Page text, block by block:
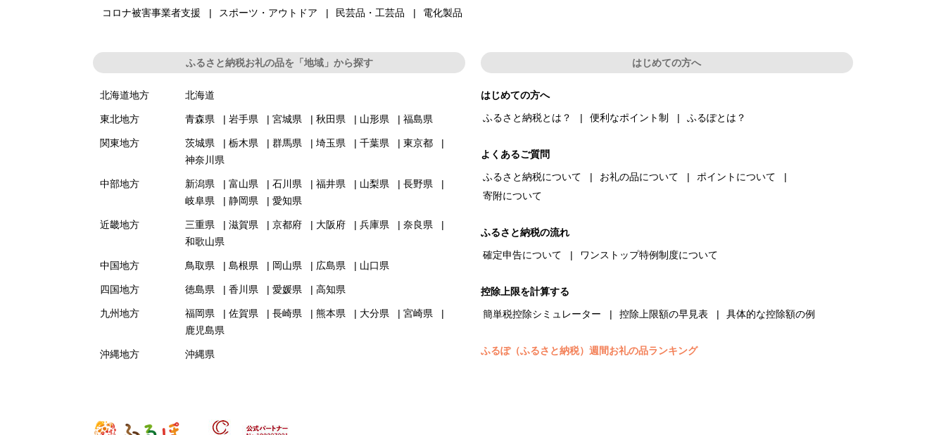
コロナ被害事業者支援
スポーツ・アウトドア 民芸品・工芸品 電化製品
ふるさと納税お礼の品を「地域」から探す
北海道地方 北海道
東北地方 青森県 岩手県 宮城県 秋田県 山形県 福島県
関東地方 茨城県 栃木県 群馬県 埼玉県 千葉県
東京都
神奈川県
中部地方 新潟県 富山県 石川県 福井県 山梨県
長野県
岐阜県
静岡県 愛知県
近畿地方 三重県 滋賀県 京都府 大阪府 兵庫県
奈良県
和歌山県
中国地方 鳥取県 島根県 岡山県 広島県 山口県
四国地方 徳島県 香川県 愛媛県 高知県
九州地方 福岡県 佐賀県 長崎県 熊本県 大分県
宮崎県
鹿児島県
沖縄地方 沖縄県
はじめての方へ
はじめての方へ
ふるさと納税とは？
便利なポイント制 ふるぽとは？
よくあるご質問
ふるさと納税について
お礼の品について
ポイントについて
寄附について
ふるさと納税の流れ
確定申告について
ワンストップ特例制度について
控除上限を計算する
簡単税控除シミュレーター
控除上限額の早見表 具体的な控除額の例
ふるぽ（ふるさと納税）週間お礼の品ランキング